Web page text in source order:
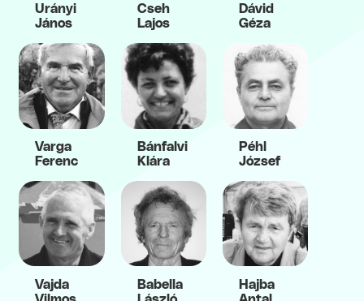
Urányi
János
Cseh
Lajos
Dávid
Géza
Varga
Ferenc
Bánfalvi
Klára
Péhl
József
Vajda
Babella
Hajba